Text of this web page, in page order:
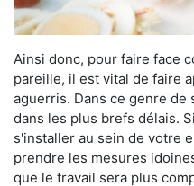
Ainsi donc, pour faire face
pareille, il est vital de faire
aguerris. Dans ce genre
dans les plus brefs délais.
s'installer au sein de votre
prendre les mesures
que le travail sera plus